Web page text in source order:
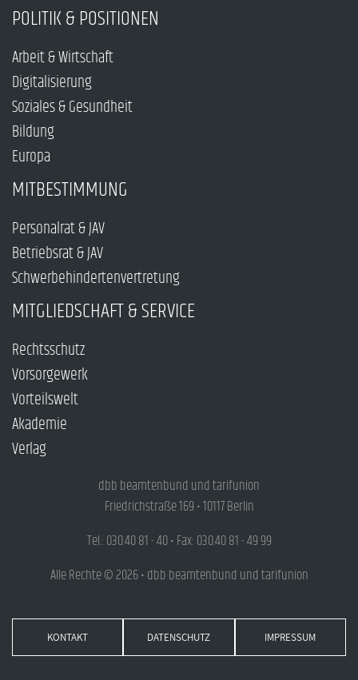
POLITIK & POSITIONEN
Arbeit & Wirtschaft
Digitalisierung
Soziales & Gesundheit
Bildung
Europa
MITBESTIMMUNG
Personalrat & JAV
Betriebsrat & JAV
Schwerbehindertenvertretung
MITGLIEDSCHAFT & SERVICE
Rechtsschutz
Vorsorgewerk
Vorteilswelt
Akademie
Verlag
dbb beamtenbund und tarifunion
Friedrichstraße 169 • 10117 Berlin
Tel.: 030.40 81 - 40 • Fax: 030.40 81 - 49 99
Alle Rechte © 2026 • dbb beamtenbund und tarifunion
KONTAKT DATENSCHUTZ IMPRESSUM